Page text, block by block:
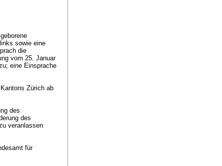
sowie eine
die
vom 25. Januar
eine Einsprache
Zürich ab
des
des
veranlassen
für